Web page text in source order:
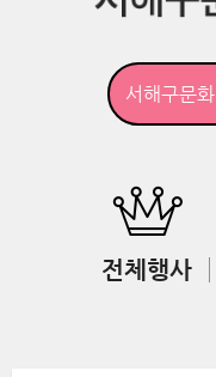
전체행사